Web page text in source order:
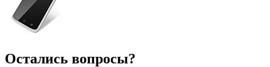
Остались вопросы?